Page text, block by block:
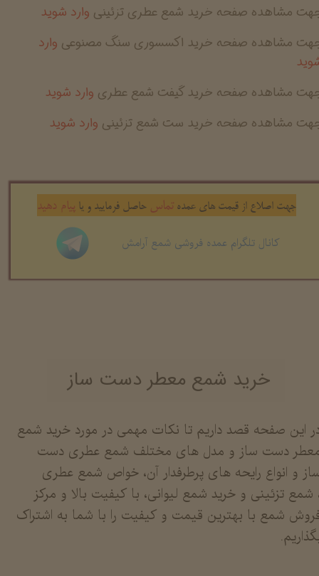
مشاهده صفحه خرید شمع عطری تزئینی وارد شوید
مشاهده صفحه خرید اکسسوری سنگ مصنوعی وارد
مشاهده صفحه خرید گیفت شمع عطری وارد شوید
مشاهده صفحه خرید ست شمع تزئینی وارد شوید
جهت اصلاع از قیمت های عمده تماس حاصل فرمایید و یا پیام دهید
کانال تلگرام عمده فروشی شمع آرامش
این صفحه قصد داریم تا نکات مهمی در مورد خرید شمع
دست ساز و مدل های مختلف شمع عطری دست
و انواع رایحه های پرطرفدار آن، خواص شمع عطری
شمع تزئینی و خرید شمع لیوانی، با کیفیت بالا و مرکز
شمع با بهترین قیمت و کیفیت را با شما به اشتراک
خرید شمع معطر دست ساز